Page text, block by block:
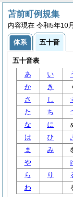
苫前町例規集
内容現在 令和5年10
体系 五十音
五十音表
あ
い
か
き
さ
し
た
ち
な
に
は
ひ
ま
み
や
ら
り
わ